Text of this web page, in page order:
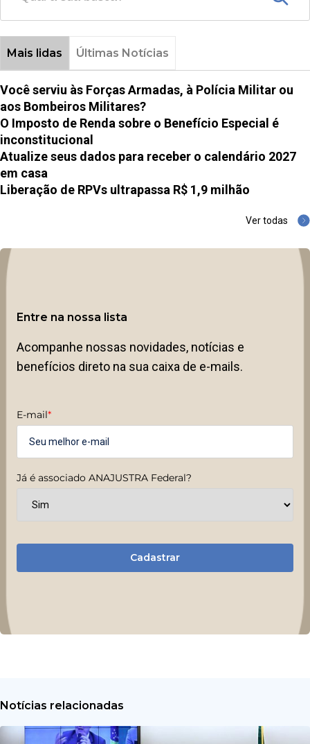
Mais lidas Últimas Notícias
Você serviu às Forças Armadas, à Polícia Militar ou
aos Bombeiros Militares?
O Imposto de Renda sobre o Benefício Especial é
inconstitucional
Atualize seus dados para receber o calendário 2027
em casa
Liberação de RPVs ultrapassa R$ 1,9 milhão
Ver todas
Entre na nossa lista
Acompanhe nossas novidades, notícias e
benefícios direto na sua caixa de e-mails.
E-mail*
Já é associado ANAJUSTRA Federal?
Cadastrar
Notícias relacionadas